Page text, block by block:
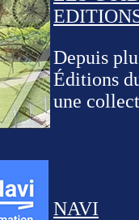
Depuis
Éditions
une
NAVI